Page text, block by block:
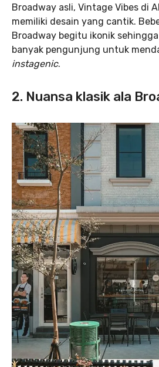
Broadway asli, Vintage Vibes di
memiliki desain yang cantik.
Broadway begitu ikonik
banyak pengunjung untuk
instagenic.
2. Nuansa klasik ala